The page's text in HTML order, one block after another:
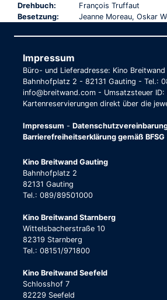
Drehbuch:
François Truffaut
Besetzung:
Jeanne Moreau, Oskar
Impressum
Büro- und Lieferadresse: Kino
Bahnhofplatz 2 - 82131 Gauting - Tel.:
info@breitwand.com - Umsatzsteuer ID:
Kartenreservierungen direkt über die
Impressum -
Barrierefreiheitserklärung gemäß BFSG
Kino Breitwand Gauting
Bahnhofplatz 2
82131 Gauting
Tel.: 089/89501000
Kino Breitwand Starnberg
Wittelsbacherstraße 10
82319 Starnberg
Tel.: 08151/971800
Kino Breitwand Seefeld
Schlosshof 7
82229 Seefeld